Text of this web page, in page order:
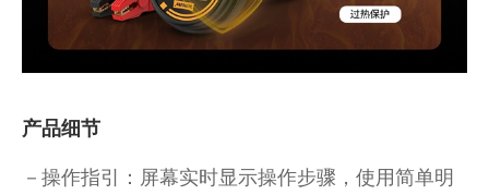
产品细节
－操作指引：屏幕实时显示操作步骤，使用简单明